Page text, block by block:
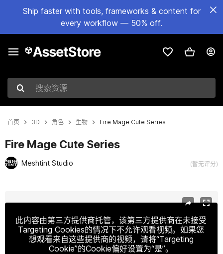
Ship faster with tools, frameworks & content for
every workflow — 50% off.
搜索资源
首页 3D 角色 生物 Fire Mage Cute Series
Fire Mage Cute Series
Meshtint Studio (暂无评分)
此内容由第三方提供商托管，该第三方提供商在未接受
Targeting Cookies的情况下不允许观看视频。如果您
想观看来自这些提供商的视频，请将“Targeting
Cookie”的Cookie偏好设置为“是”。